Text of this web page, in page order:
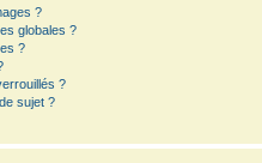
?
globales ?
?
?
sujet ?